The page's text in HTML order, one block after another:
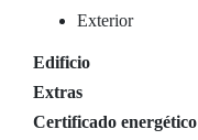
Exterior
Edificio
Extras
Certificado energético